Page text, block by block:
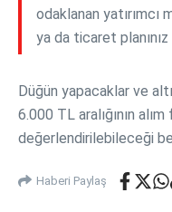
odaklanan yatırımcı
ya da ticaret
Düğün yapacaklar ve
6.000 TL aralığının alım
değerlendirilebileceği
Haberi Paylaş